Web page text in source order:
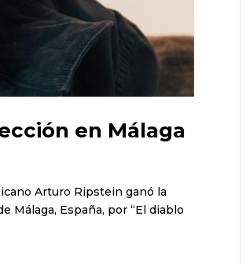
en Málaga
Arturo Ripstein ganó la
Málaga, España, por “El diablo